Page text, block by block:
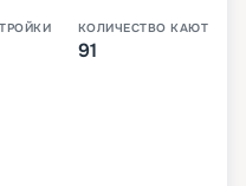
КОЛИЧЕСТВО КАЮТ
91